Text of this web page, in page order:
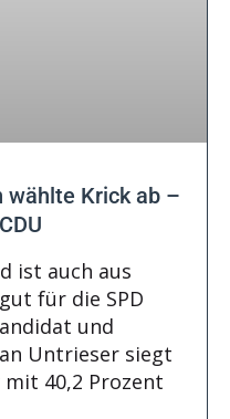
wählte Krick ab –
ist auch aus
für die SPD
und
Untrieser siegt
40,2 Prozent